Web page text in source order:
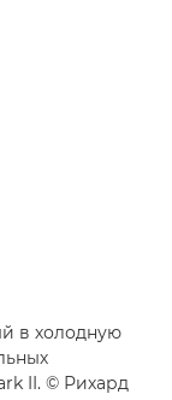
в холодную
II. © Рихард